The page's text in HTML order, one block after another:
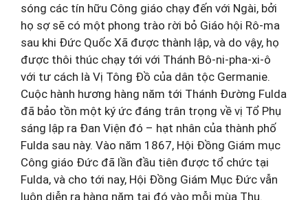
sóng các tín hữu Công giáo chạy đến với Ngài, bởi
họ sợ sẽ có một phong trào rời bỏ Giáo hội Rô-ma
sau khi Đức Quốc Xã được thành lập, và do vậy, họ
được thôi thúc chạy tới với Thánh Bô-ni-pha-xi-ô
với tư cách là Vị Tông Đồ của dân tộc Germanie.
Cuộc hành hương hàng năm tới Thánh Đường Fulda
đã bảo tồn một ký ức đáng trân trọng về vị Tổ Phụ
sáng lập ra Đan Viện đó – hạt nhân của thành phố
Fulda sau này. Vào năm 1867, Hội Đồng Giám mục
Công giáo Đức đã lần đầu tiên được tổ chức tại
Fulda, và cho tới nay, Hội Đồng Giám Mục Đức vẫn
luôn diễn ra hàng năm tại đó vào mỗi mùa Thu.